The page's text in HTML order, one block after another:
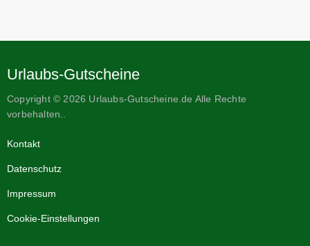
Urlaubs-Gutscheine
Copyright © 2026 Urlaubs-Gutscheine.de Alle Rechte
vorbehalten..
Kontakt
Datenschutz
Impressum
Cookie-Einstellungen